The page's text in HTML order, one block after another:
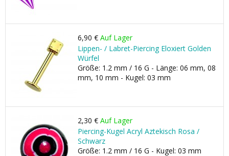
6,90 € Auf Lager
Lippen- / Labret-Piercing Eloxiert Golden
Würfel
Größe: 1.2 mm / 16 G - Länge: 06 mm, 08
mm, 10 mm - Kugel: 03 mm
2,30 € Auf Lager
Piercing-Kugel Acryl Aztekisch Rosa /
Schwarz
Größe: 1.2 mm / 16 G - Kugel: 03 mm